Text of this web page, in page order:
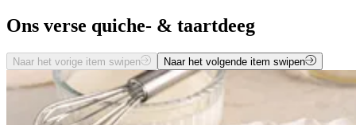
Ons verse quiche- & taartdeeg
Naar het vorige item swipen Naar het volgende item swipen